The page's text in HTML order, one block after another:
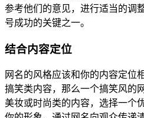
参考他们的意见，进行适当的调
号成功的关键之一。
结合内容定位
网名的风格应该和你的内容定位
搞笑类内容，那么一个搞笑风的
美妆或时尚类的内容，选择一个